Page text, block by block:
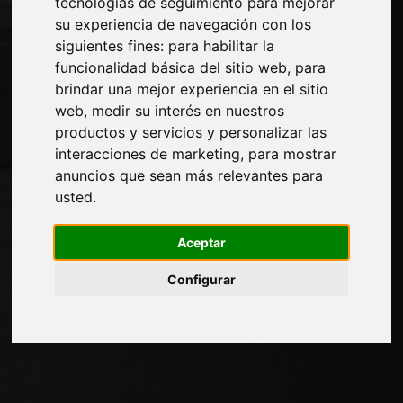
su experiencia de navegación con los
siguientes fines: para habilitar la
funcionalidad básica del sitio web, para
brindar una mejor experiencia en el sitio
web, medir su interés en nuestros
productos y servicios y personalizar las
interacciones de marketing, para mostrar
anuncios que sean más relevantes para
usted.
Aceptar
Configurar
Privacidad
Mapa del sitio
Manténgase al día
No se pierda las últimas noticias del sector,
las novedades de las empresas, los
productos, las tecnologías innovadoras y
las ferias. Suscríbase al boletín de noticias!